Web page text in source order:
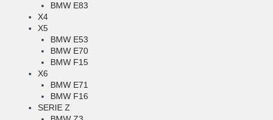
BMW E83
X4
X5
BMW E53
BMW E70
BMW F15
X6
BMW E71
BMW F16
SERIE Z